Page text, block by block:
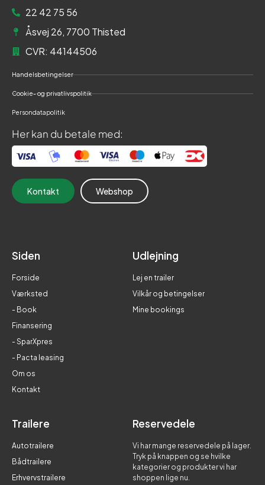
22 42 75 56
Åsvej 26, 7700 Thisted
CVR: 44144506
Handelsbetingelser
Cookie- og privatlivspolitik
Persondatapolitik
Her kan du betale med:
Kontakt Webshop
Siden
Forside
Værksted
- Book
Finansering
- SparXpres
- Pacta leasing
Om os
Kontakt
Udlejning
Lej en trailer
Vilkår og betingelser
Mine bookings
Trailere
Autotrailere
Bådtrailere
Erhvervstrailere
Reservedele
Vi har mange reservedele på lager.
Tryk på knappen og se hvilke
kategorier og produkter vi har
shoppen lige nu.